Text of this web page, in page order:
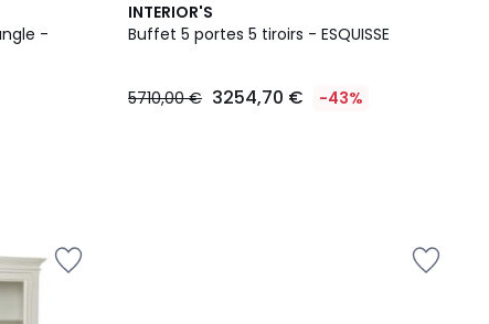
-
INTERIOR'S
Buffet 5 portes 5 tiroirs - ESQUISSE
5710,00 € 3254,70 € -43%